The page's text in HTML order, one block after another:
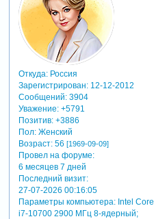
Откуда:Россия
Зарегистрирован: 12-12-2012
Сообщений:3904
Уважение: +5791
Позитив: +3886
Пол:Женский
Возраст:56 [1969-09-09]
Провел на форуме:
6 месяцев 7 дней
Последний визит:
27-07-2026 00:16:05
Параметры компьютера:Intel Core
i7-10700 2900 МГц 8-ядерный;